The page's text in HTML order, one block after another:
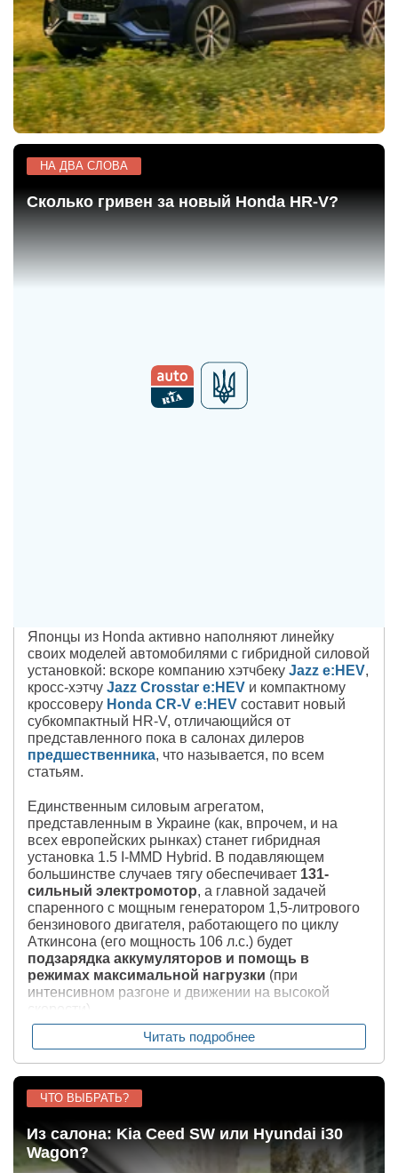
Примечательно, что для внедорожника с такими
большими силовыми агрегатами решетка
радиатора нового Grand Cherokee довольно
невелика.
НА ДВА СЛОВА
Сколько гривен за новый Honda HR-V?
Японцы из Honda активно наполняют линейку
своих моделей автомобилями с гибридной силовой
установкой: вскоре компанию хэтчбеку Jazz e:HEV,
кросс-хэтчу Jazz Crosstar e:HEV и компактному
кроссоверу Honda CR-V e:HEV составит новый
субкомпактный HR-V, отличающийся от
представленного пока в салонах дилеров
предшественника, что называется, по всем
статьям.
Единственным силовым агрегатом,
представленным в Украине (как, впрочем, и на
всех европейских рынках) станет гибридная
установка 1.5 I-MMD Hybrid. В подавляющем
большинстве случаев тягу обеспечивает 131-
сильный электромотор, а главной задачей
спаренного с мощным генератором 1,5-литрового
бензинового двигателя, работающего по циклу
Аткинсона (его мощность 106 л.с.) будет
подзарядка аккумуляторов и помощь в
режимах максимальной нагрузки (при
интенсивном разгоне и движении на высокой
скорости).
Заявленное производителем время ускорения с
места до 100 км/ч составит 10,7 секунды, а расход
топлива в смешанном режиме —4,2 литра на
сотню.
Читать подробнее
ЧТО ВЫБРАТЬ?
Из салона: Kia Ceed SW или Hyundai i30
Wagon?